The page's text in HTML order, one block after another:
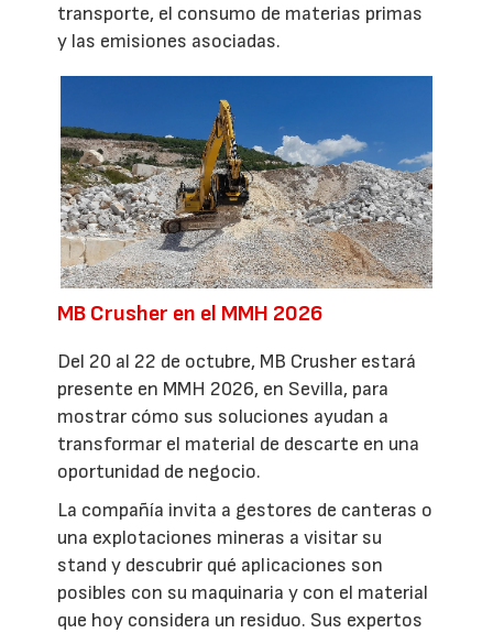
transporte, el consumo de materias primas
y las emisiones asociadas.
MB Crusher en el MMH 2026
Del 20 al 22 de octubre, MB Crusher estará
presente en MMH 2026, en Sevilla, para
mostrar cómo sus soluciones ayudan a
transformar el material de descarte en una
oportunidad de negocio.
La compañía invita a gestores de canteras o
una explotaciones mineras a visitar su
stand y descubrir qué aplicaciones son
posibles con su maquinaria y con el material
que hoy considera un residuo. Sus expertos